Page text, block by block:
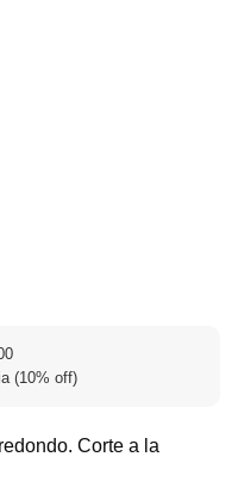
(10% off)
Corte a la